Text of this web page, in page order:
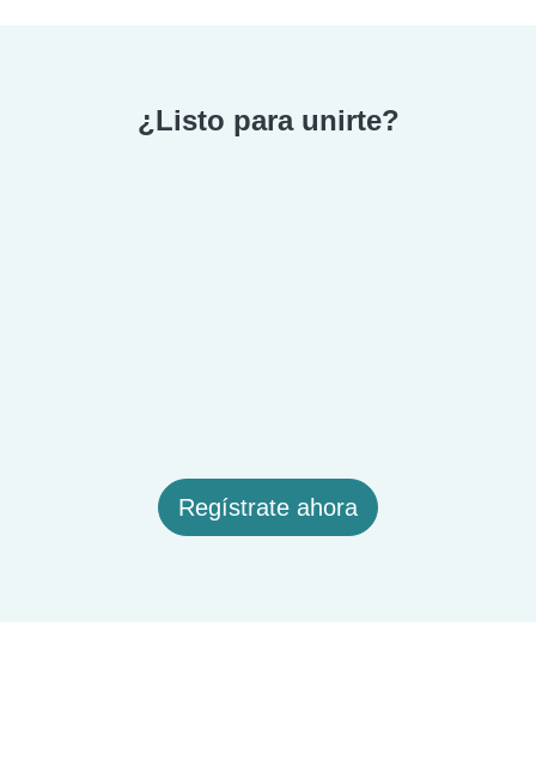
¿Listo para unirte?
Regístrate ahora